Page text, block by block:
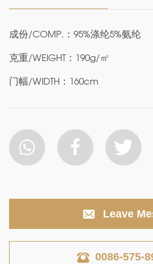
成份/COMP.：95%涤纶5%氨纶
克重/WEIGHT：190g/㎡
门幅/WIDTH：160cm
Leave
0086-575-